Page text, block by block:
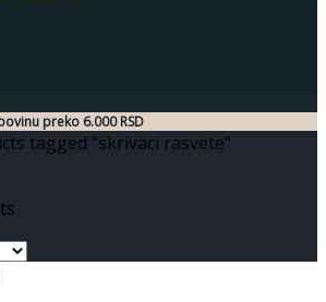
preko 6.000 RSD
tagged “skrivaci rasvete”